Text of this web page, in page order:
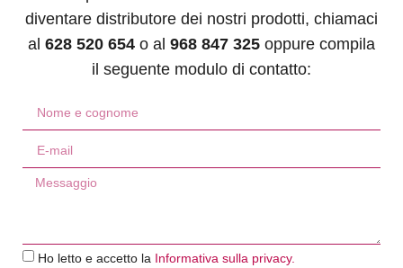
diventare distributore dei nostri prodotti, chiamaci
al 628 520 654 o al 968 847 325 oppure compila
il seguente modulo di contatto:
Ho letto e accetto la Informativa sulla privacy.